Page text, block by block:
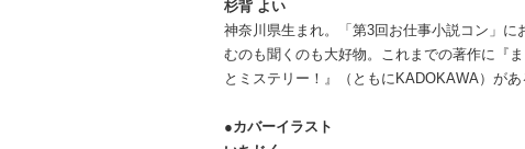
杉背 よい
神奈川県生まれ。「第3回お仕事小説コン」
むのも聞くのも大好物。これまでの著作に『
とミステリー！』（ともにKADOKAWA）があ
●カバーイラスト